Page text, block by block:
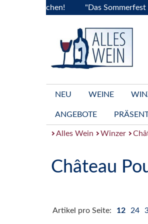
jetzt buchen! "Das Sommerfest
NEU WEINE
ANGEBOTE
Alles Wein Winzer
Château
Artikel pro Seite: 12 24